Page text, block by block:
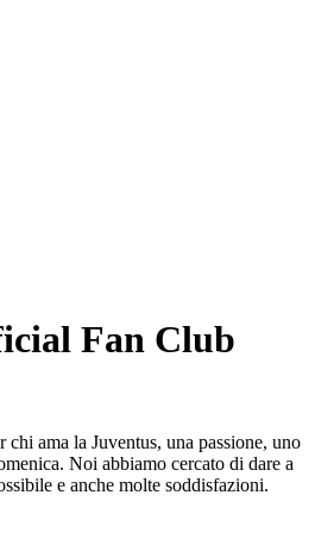
Fan Club
chi ama la Juventus, una passione, uno
Noi abbiamo cercato di dare a
e anche molte soddisfazioni.